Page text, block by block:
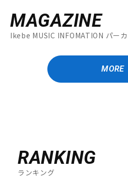
MAGAZINE
Ikebe MUSIC INFOMATION パー
MORE
RANKING
ランキング